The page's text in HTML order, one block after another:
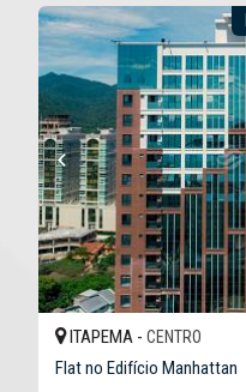
ITAPEMA - CENTRO
Flat no Edifício Manhattan